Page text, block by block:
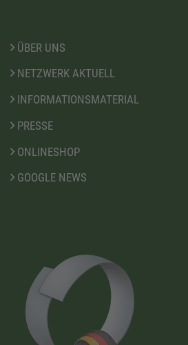
ÜBER UNS
NETZWERK AKTUELL
INFORMATIONSMATERIAL
PRESSE
ONLINESHOP
GOOGLE NEWS